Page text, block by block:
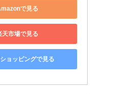
で見る
天市場で見る
ョッピングで見る